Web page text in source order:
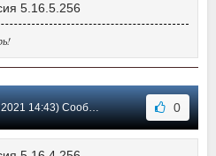
5.16.5.256
14:43) Сообщение #11 0